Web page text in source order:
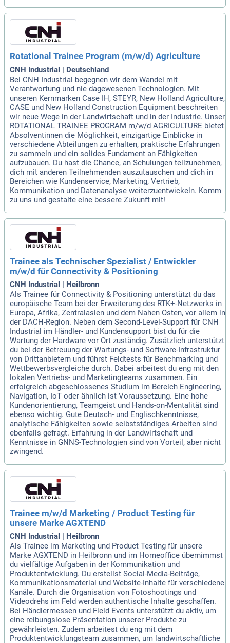
Rotational Trainee Program (m/w/d) Agriculture
CNH Industrial | Deutschland
Bei CNH Industrial begegnen wir dem Wandel mit
Verantwortung und nie dagewesenen Technologien. Mit
unseren Kernmarken Case IH, STEYR, New Holland Agriculture,
CASE und New Holland Construction Equipment beschreiten
wir neue Wege in der Landwirtschaft und in der Industrie. Unser
ROTATIONAL TRAINEE PROGRAM m/w/d AGRICULTURE bietet
Absolventinnen die Möglichkeit, einzigartige Einblicke in
verschiedene Abteilungen zu erhalten, praktische Erfahrungen
zu sammeln und ein solides Fundament an Fähigkeiten
aufzubauen. Du hast die Chance, an Schulungen teilzunehmen,
dich mit anderen Teilnehmenden auszutauschen und dich in
Bereichen wie Kundenservice, Marketing, Vertrieb,
Kommunikation und Datenanalyse weiterzuentwickeln. Komm
zu uns und gestalte eine bessere Zukunft mit!
Trainee als Technischer Spezialist / Entwickler
m/w/d für Connectivity & Positioning
CNH Industrial | Heilbronn
Als Trainee für Connectivity & Positioning unterstützt du das
europäische Team bei der Erweiterung des RTK+-Netzwerks in
Europa, Afrika, Zentralasien und dem Nahen Osten, vor allem in
der DACH-Region. Neben dem Second-Level-Support für CNH
Industrial im Händler- und Kundensupport bist du für die
Wartung der Hardware vor Ort zuständig. Zusätzlich unterstützt
du bei der Betreuung der Wartungs- und Software-Infrastruktur
von Drittanbietern und führst Feldtests für Benchmarking und
Wettbewerbsvergleiche durch. Dabei arbeitest du eng mit den
lokalen Vertriebs- und Marketingteams zusammen. Ein
erfolgreich abgeschlossenes Studium im Bereich Engineering,
Navigation, IoT oder ähnlich ist Voraussetzung. Eine hohe
Kundenorientierung, Teamgeist und Hands-on-Mentalität sind
ebenso wichtig. Gute Deutsch- und Englischkenntnisse,
analytische Fähigkeiten sowie selbstständiges Arbeiten sind
ebenfalls gefragt. Erfahrung in der Landwirtschaft und
Kenntnisse in GNNS-Technologien sind von Vorteil, aber nicht
zwingend.
Trainee m/w/d Marketing / Product Testing für
unsere Marke AGXTEND
CNH Industrial | Heilbronn
Als Trainee im Marketing und Product Testing für unsere
Marke AGXTEND in Heilbronn und im Homeoffice übernimmst
du vielfältige Aufgaben in der Kommunikation und
Produktentwicklung. Du erstellst Social-Media-Beiträge,
Kommunikationsmaterial und Website-Inhalte für verschiedene
Kanäle. Durch die Organisation von Fotoshootings und
Videodrehs im Feld werden authentische Inhalte geschaffen.
Bei Händlermessen und Field Events unterstützt du aktiv, um
eine reibungslose Präsentation unserer Produkte zu
gewährleisten. Zudem arbeitest du eng mit dem
Produktentwicklungsteam zusammen, um landwirtschaftliche